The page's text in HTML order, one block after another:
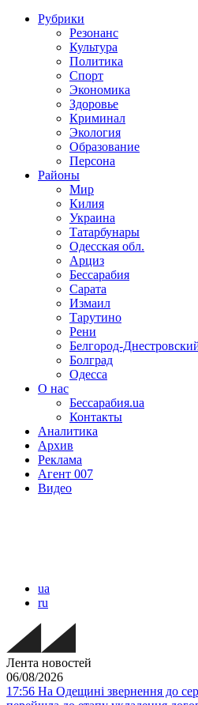
Рубрики
Резонанс
Культура
Политика
Спорт
Экономика
Здоровье
Криминал
Экология
Образование
Персона
Районы
Мир
Килия
Украина
Татарбунары
Одесская обл.
Арциз
Бессарабия
Сарата
Измаил
Тарутино
Рени
Белгород-
Болград
Одесса
О нас
Бессарабия.ua
Контакты
Аналитика
Архив
Реклама
Агент 007
Видео
ua
ru
Лента новостей
06/08/2026
17:56 На Одещині звернення до